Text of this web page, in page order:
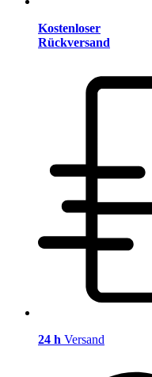
Kostenloser
Rückversand
24 h Versand